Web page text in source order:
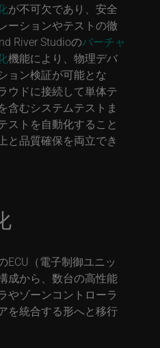
が不可欠であり、安全
ーションやテストの徹
River Studioのバーチャ
機能により、物理デバ
ョン検証が可能とな
ウドに接続して単体テ
含むシステムテストま
ストを自動化すること
と品質確保を両立でき
ECU（電子制御ユニッ
成から、数台の高性能
やゾーンコントローラ
を統合する形へと移行